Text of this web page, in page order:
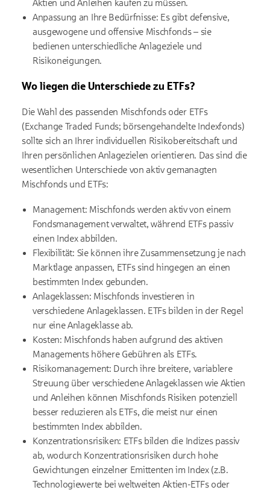
Aktien und Anleihen kaufen zu müssen.
Anpassung an Ihre Bedürfnisse: Es gibt defensive,
ausgewogene und offensive Mischfonds – sie
bedienen unterschiedliche Anlageziele und
Risikoneigungen.
Wo liegen die Unterschiede zu ETFs?
Die Wahl des passenden Mischfonds oder ETFs
(Exchange Traded Funds; börsengehandelte Indexfonds)
sollte sich an Ihrer individuellen Risikobereitschaft und
Ihren persönlichen Anlagezielen orientieren. Das sind die
wesentlichen Unterschiede von aktiv gemanagten
Mischfonds und ETFs:
Management: Mischfonds werden aktiv von einem
Fondsmanagement verwaltet, während ETFs passiv
einen Index abbilden.
Flexibilität: Sie können ihre Zusammensetzung je nach
Marktlage anpassen, ETFs sind hingegen an einen
bestimmten Index gebunden.
Anlageklassen: Mischfonds investieren in
verschiedene Anlageklassen. ETFs bilden in der Regel
nur eine Anlageklasse ab.
Kosten: Mischfonds haben aufgrund des aktiven
Managements höhere Gebühren als ETFs.
Risikomanagement: Durch ihre breitere, variablere
Streuung über verschiedene Anlageklassen wie Aktien
und Anleihen können Mischfonds Risiken potenziell
besser reduzieren als ETFs, die meist nur einen
bestimmten Index abbilden.
Konzentrationsrisiken: ETFs bilden die Indizes passiv
ab, wodurch Konzentrationsrisiken durch hohe
Gewichtungen einzelner Emittenten im Index (z.B.
Technologiewerte bei weltweiten Aktien-ETFs oder